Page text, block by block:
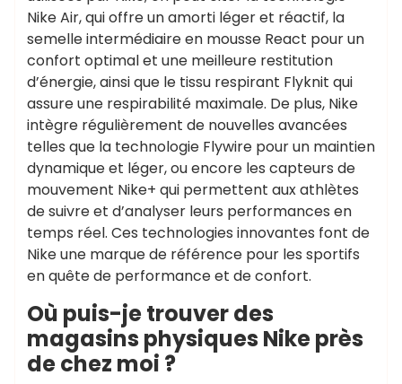
Nike Air, qui offre un amorti léger et réactif, la
semelle intermédiaire en mousse React pour un
confort optimal et une meilleure restitution
d’énergie, ainsi que le tissu respirant Flyknit qui
assure une respirabilité maximale. De plus, Nike
intègre régulièrement de nouvelles avancées
telles que la technologie Flywire pour un maintien
dynamique et léger, ou encore les capteurs de
mouvement Nike+ qui permettent aux athlètes
de suivre et d’analyser leurs performances en
temps réel. Ces technologies innovantes font de
Nike une marque de référence pour les sportifs
en quête de performance et de confort.
Où puis-je trouver des
magasins physiques Nike près
de chez moi ?